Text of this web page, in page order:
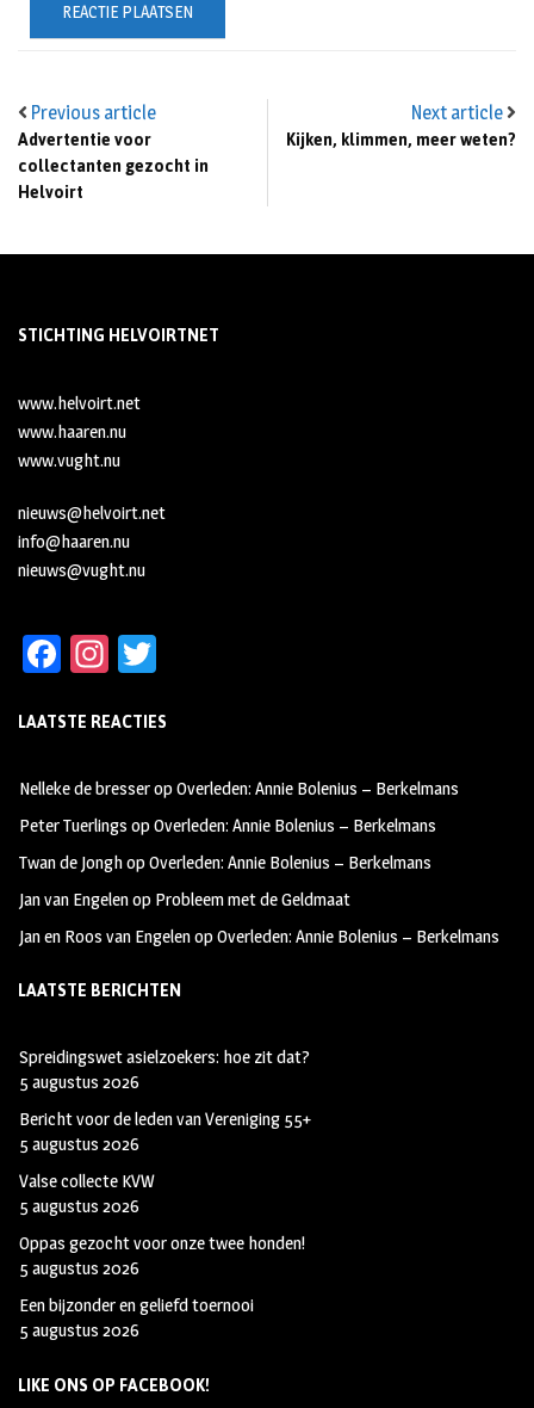
Previous article
Advertentie voor
collectanten gezocht in
Helvoirt
Next article
Kijken, klimmen, meer weten?
STICHTING HELVOIRTNET
www.helvoirt.net
www.haaren.nu
www.vught.nu
nieuws@helvoirt.net
info@haaren.nu
nieuws@vught.nu
Fa
b
oo
k
In
ag
m
tt
LAATSTE REACTIES
Nelleke de bresseropOverleden: Annie Bolenius – Berkelmans
Peter Tuerlings opOverleden: Annie Bolenius – Berkelmans
Twan de JonghopOverleden: Annie Bolenius – Berkelmans
Jan van Engelenop Probleem met de Geldmaat
Jan en Roos van EngelenopOverleden: Annie Bolenius – Berkelmans
LAATSTE BERICHTEN
Spreidingswet asielzoekers: hoe zit dat?
5 augustus 2026
Bericht voor de leden van Vereniging 55+
5 augustus 2026
Valse collecte KVW
5 augustus 2026
Oppas gezocht voor onze twee honden!
5 augustus 2026
Een bijzonder en geliefd toernooi
5 augustus 2026
LIKE ONS OP FACEBOOK!